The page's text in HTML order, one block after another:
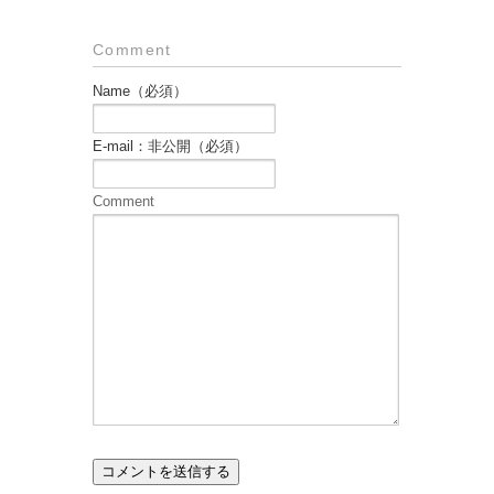
Comment
Name（必須）
E-mail：非公開（必須）
Comment